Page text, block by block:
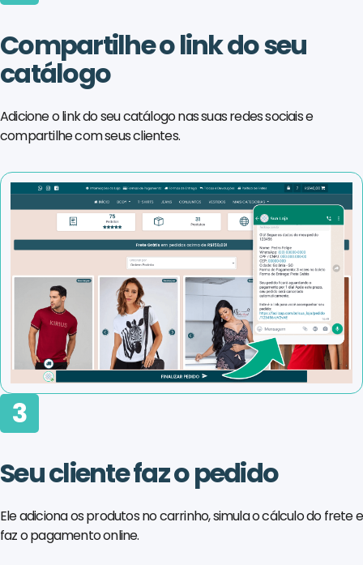
Compartilhe o link do seu
catálogo
Adicione o link do seu catálogo nas suas redes sociais e
compartilhe com seus clientes.
3
Seu cliente faz o pedido
Ele adiciona os produtos no carrinho, simula o cálculo do frete e
faz o pagamento online.